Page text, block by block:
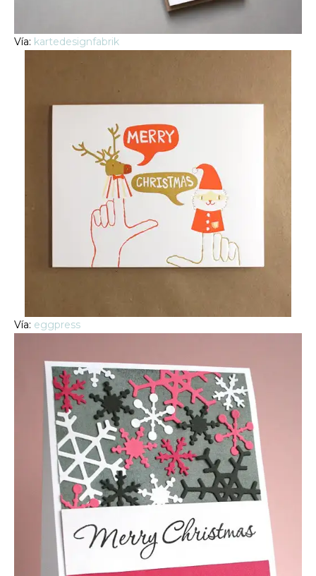
Vía: kartedesignfabrik
Vía: eggpress